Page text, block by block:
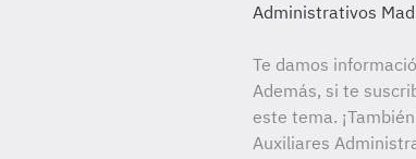
Administrativos
Te damos
Además, si te
este tema.
Auxiliares